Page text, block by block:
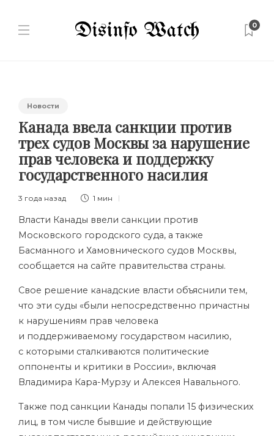
0
Новости
Канада ввела санкции против
трех судов Москвы за нарушение
прав человека и поддержку
государственного насилия
3 года назад 1 мин
Власти Канады ввели санкции против
Московского городского суда, а также
Басманного и Хамовнического судов Москвы,
сообщается на сайте правительства страны.
Свое решение канадские власти объяснили тем,
что эти суды «были непосредственно причастны
к нарушениям прав человека
и поддерживаемому государством насилию,
с которыми сталкиваются политические
оппоненты и критики в России», включая
Владимира Кара-Мурзу и Алексея Навального.
Также под санкции Канады попали 15 физических
лиц, в том числе бывшие и действующие